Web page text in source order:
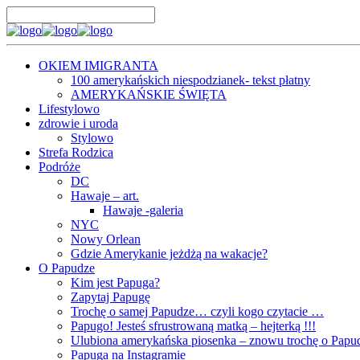
OKIEM IMIGRANTA
100 amerykańskich niespodzianek- tekst płatny
AMERYKAŃSKIE ŚWIĘTA
Lifestylowo
zdrowie i uroda
Stylowo
Strefa Rodzica
Podróże
DC
Hawaje – art.
Hawaje -galeria
NYC
Nowy Orlean
Gdzie Amerykanie jeżdżą na wakacje?
O Papudze
Kim jest Papuga?
Zapytaj Papugę
Trochę o samej Papudze… czyli kogo czytacie …
Papugo! Jesteś sfrustrowaną matką – hejterką !!!
Ulubiona amerykańska piosenka – znowu trochę o
Papuga na Instagramie